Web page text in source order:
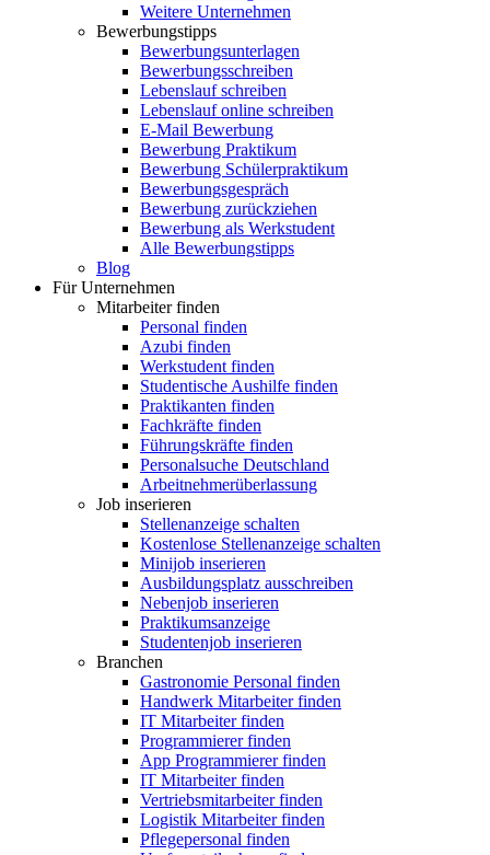
Weitere Unternehmen
Bewerbungstipps
Bewerbungsunterlagen
Bewerbungsschreiben
Lebenslauf schreiben
Lebenslauf online schreiben
E-Mail Bewerbung
Bewerbung Praktikum
Bewerbung Schülerpraktikum
Bewerbungsgespräch
Bewerbung zurückziehen
Bewerbung als Werkstudent
Alle Bewerbungstipps
Blog
Für Unternehmen
Mitarbeiter finden
Personal finden
Azubi finden
Werkstudent finden
Studentische Aushilfe finden
Praktikanten finden
Fachkräfte finden
Führungskräfte finden
Personalsuche Deutschland
Arbeitnehmerüberlassung
Job inserieren
Stellenanzeige schalten
Kostenlose Stellenanzeige schalten
Minijob inserieren
Ausbildungsplatz ausschreiben
Nebenjob inserieren
Praktikumsanzeige
Studentenjob inserieren
Branchen
Gastronomie Personal finden
Handwerk Mitarbeiter finden
IT Mitarbeiter finden
Programmierer finden
App Programmierer finden
IT Mitarbeiter finden
Vertriebsmitarbeiter finden
Logistik Mitarbeiter finden
Pflegepersonal finden